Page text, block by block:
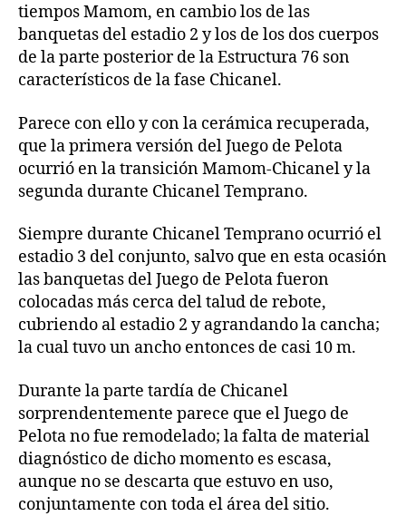
tiempos Mamom, en cambio los de las
banquetas del estadio 2 y los de los dos cuerpos
de la parte posterior de la Estructura 76 son
característicos de la fase Chicanel.
Parece con ello y con la cerámica recuperada,
que la primera versión del Juego de Pelota
ocurrió en la transición Mamom-Chicanel y la
segunda durante Chicanel Temprano.
Siempre durante Chicanel Temprano ocurrió el
estadio 3 del conjunto, salvo que en esta ocasión
las banquetas del Juego de Pelota fueron
colocadas más cerca del talud de rebote,
cubriendo al estadio 2 y agrandando la cancha;
la cual tuvo un ancho entonces de casi 10 m.
Durante la parte tardía de Chicanel
sorprendentemente parece que el Juego de
Pelota no fue remodelado; la falta de material
diagnóstico de dicho momento es escasa,
aunque no se descarta que estuvo en uso,
conjuntamente con toda el área del sitio.